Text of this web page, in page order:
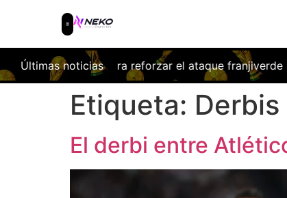
Últimas noticias
CF para reforzar el ataque franjiverde El
Etiqueta: Derbis
El derbi entre